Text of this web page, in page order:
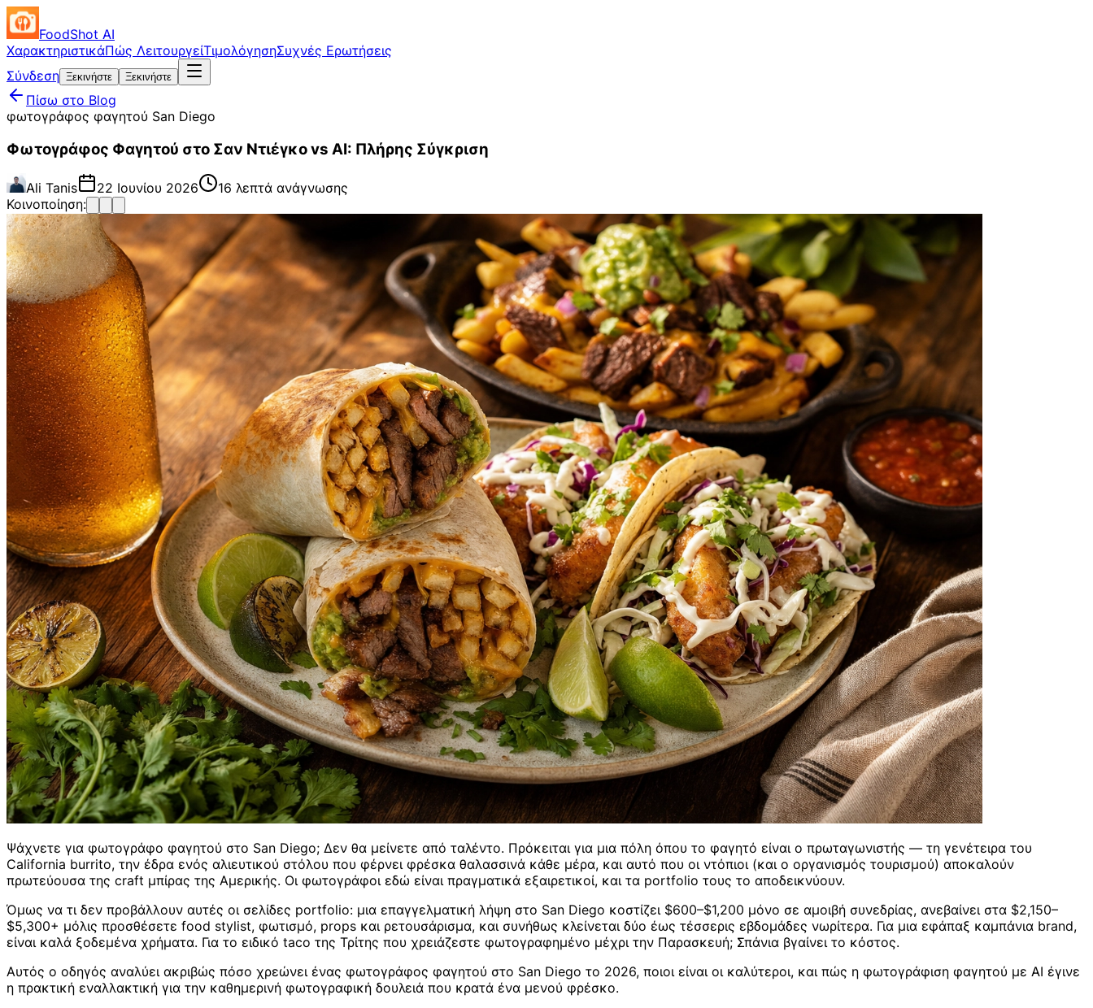
FoodShot AI
ΧαρακτηριστικάΠώς ΛειτουργείΤιμολόγησηΣυχνές Ερωτήσεις
Σύνδεση Ξεκινήστε Ξεκινήστε
Πίσω στο Blog
φωτογράφος φαγητού San Diego
Φωτογράφος Φαγητού στο Σαν Ντιέγκο vs AI: Πλήρης Σύγκριση
Ali Tanis 22 Ιουνίου 2026
16 λεπτά ανάγνωσης
Κοινοποίηση:
Ψάχνετε για φωτογράφο φαγητού στο San Diego; Δεν θα μείνετε από ταλέντο. Πρόκειται για μια πόλη όπου το φαγητό είναι ο πρωταγωνιστής — τη γενέτειρα του
California burrito, την έδρα ενός αλιευτικού στόλου που φέρνει φρέσκα θαλασσινά κάθε μέρα, και αυτό που οι ντόπιοι (και ο οργανισμός τουρισμού) αποκαλούν
πρωτεύουσα της craft μπίρας της Αμερικής. Οι φωτογράφοι εδώ είναι πραγματικά εξαιρετικοί, και τα portfolio τους το αποδεικνύουν.
Όμως να τι δεν προβάλλουν αυτές οι σελίδες portfolio: μια επαγγελματική λήψη στο San Diego κοστίζει $600–$1,200 μόνο σε αμοιβή συνεδρίας, ανεβαίνει στα $2,150–
$5,300+ μόλις προσθέσετε food stylist, φωτισμό, props και ρετουσάρισμα, και συνήθως κλείνεται δύο έως τέσσερις εβδομάδες νωρίτερα. Για μια εφάπαξ καμπάνια brand,
είναι καλά ξοδεμένα χρήματα. Για το ειδικό taco της Τρίτης που χρειάζεστε φωτογραφημένο μέχρι την Παρασκευή; Σπάνια βγαίνει το κόστος.
Αυτός ο οδηγός αναλύει ακριβώς πόσο χρεώνει ένας φωτογράφος φαγητού στο San Diego το 2026, ποιοι είναι οι καλύτεροι, και πώς η φωτογράφιση φαγητού με AI έγινε
η πρακτική εναλλακτική για την καθημερινή φωτογραφική δουλειά που κρατά ένα μενού φρέσκο.